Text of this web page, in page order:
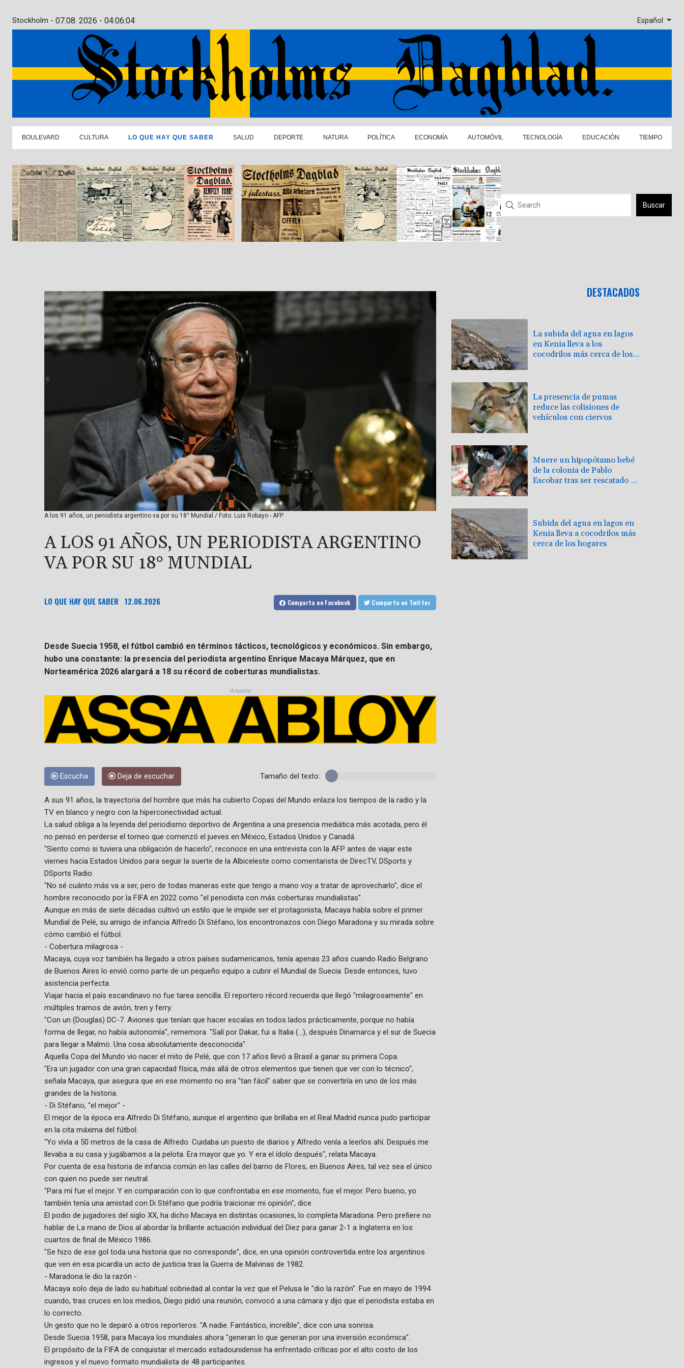
Stockholm - 07.08. 2026 - 04:06:05 Español
BOULEVARD CULTURA LO QUE HAY QUE SABER SALUD DEPORTE NATURA POLÍTICA ECONOMÍA AUTOMÓVIL TECNOLOGÍA EDUCACIÓN TIEMPO
Buscar
A los 91 años, un periodista argentino va por su 18° Mundial / Foto: Luis Robayo - AFP
A LOS 91 AÑOS, UN PERIODISTA ARGENTINO
VA POR SU 18° MUNDIAL
LO QUE HAY QUE SABER 12.06.2026 Comparta en Facebook Comparta en Twitter
Desde Suecia 1958, el fútbol cambió en términos tácticos, tecnológicos y económicos. Sin embargo,
hubo una constante: la presencia del periodista argentino Enrique Macaya Márquez, que en
Norteamérica 2026 alargará a 18 su récord de coberturas mundialistas.
Anuncio
Escucha Deja de escuchar Tamaño del texto:
A sus 91 años, la trayectoria del hombre que más ha cubierto Copas del Mundo enlaza los tiempos de la radio y la
TV en blanco y negro con la hiperconectividad actual.
La salud obliga a la leyenda del periodismo deportivo de Argentina a una presencia mediática más acotada, pero él
no pensó en perderse el torneo que comenzó el jueves en México, Estados Unidos y Canadá.
"Siento como si tuviera una obligación de hacerlo", reconoce en una entrevista con la AFP antes de viajar este
viernes hacia Estados Unidos para seguir la suerte de la Albiceleste como comentarista de DirecTV, DSports y
DSports Radio.
"No sé cuánto más va a ser, pero de todas maneras este que tengo a mano voy a tratar de aprovecharlo", dice el
hombre reconocido por la FIFA en 2022 como "el periodista con más coberturas mundialistas".
Aunque en más de siete décadas cultivó un estilo que le impide ser el protagonista, Macaya habla sobre el primer
Mundial de Pelé, su amigo de infancia Alfredo Di Stéfano, los encontronazos con Diego Maradona y su mirada sobre
cómo cambió el fútbol.
- Cobertura milagrosa -
Macaya, cuya voz también ha llegado a otros países sudamericanos, tenía apenas 23 años cuando Radio Belgrano
de Buenos Aires lo envió como parte de un pequeño equipo a cubrir el Mundial de Suecia. Desde entonces, tuvo
asistencia perfecta.
Viajar hacia el país escandinavo no fue tarea sencilla. El reportero récord recuerda que llegó "milagrosamente" en
múltiples tramos de avión, tren y ferry.
"Con un (Douglas) DC-7. Aviones que tenían que hacer escalas en todos lados prácticamente, porque no había
forma de llegar, no había autonomía", rememora. "Salí por Dakar, fui a Italia (...), después Dinamarca y el sur de Suecia
para llegar a Malmö. Una cosa absolutamente desconocida".
Aquella Copa del Mundo vio nacer el mito de Pelé, que con 17 años llevó a Brasil a ganar su primera Copa.
"Era un jugador con una gran capacidad física, más allá de otros elementos que tienen que ver con lo técnico",
señala Macaya, que asegura que en ese momento no era "tan fácil" saber que se convertiría en uno de los más
grandes de la historia.
- Di Stéfano, "el mejor" -
El mejor de la época era Alfredo Di Stéfano, aunque el argentino que brillaba en el Real Madrid nunca pudo participar
en la cita máxima del fútbol.
"Yo vivía a 50 metros de la casa de Alfredo. Cuidaba un puesto de diarios y Alfredo venía a leerlos ahí. Después me
llevaba a su casa y jugábamos a la pelota. Era mayor que yo. Y era el ídolo después", relata Macaya.
Por cuenta de esa historia de infancia común en las calles del barrio de Flores, en Buenos Aires, tal vez sea el único
con quien no puede ser neutral.
"Para mí fue el mejor. Y en comparación con lo que confrontaba en ese momento, fue el mejor. Pero bueno, yo
también tenía una amistad con Di Stéfano que podría traicionar mi opinión", dice.
El podio de jugadores del siglo XX, ha dicho Macaya en distintas ocasiones, lo completa Maradona. Pero prefiere no
hablar de La mano de Dios al abordar la brillante actuación individual del Diez para ganar 2-1 a Inglaterra en los
cuartos de final de México 1986.
"Se hizo de ese gol toda una historia que no corresponde", dice, en una opinión controvertida entre los argentinos
que ven en esa picardía un acto de justicia tras la Guerra de Malvinas de 1982.
- Maradona le dio la razón -
Macaya solo deja de lado su habitual sobriedad al contar la vez que el Pelusa le "dio la razón". Fue en mayo de 1994
cuando, tras cruces en los medios, Diego pidió una reunión, convocó a una cámara y dijo que el periodista estaba en
lo correcto.
Un gesto que no le deparó a otros reporteros. "A nadie. Fantástico, increíble", dice con una sonrisa.
Desde Suecia 1958, para Macaya los mundiales ahora "generan lo que generan por una inversión económica".
El propósito de la FIFA de conquistar el mercado estadounidense ha enfrentado críticas por el alto costo de los
ingresos y el nuevo formato mundialista de 48 participantes.
DESTACADOS
La subida del agua en lagos
en Kenia lleva a los
cocodrilos más cerca de los
La presencia de pumas
reduce las colisiones de
vehículos con ciervos
Muere un hipopótamo bebé
de la colonia de Pablo
Escobar tras ser rescatado en
Subida del agua en lagos en
Kenia lleva a cocodrilos más
cerca de los hogares